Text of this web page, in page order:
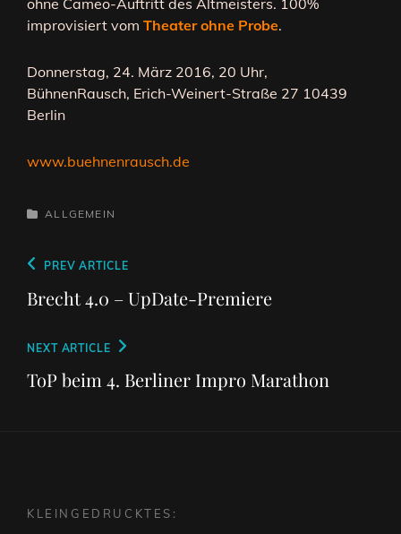
ohne Cameo-Auftritt des Altmeisters. 100%
improvisiert vom Theater ohne Probe.
Donnerstag, 24. März 2016, 20 Uhr,
BühnenRausch, Erich-Weinert-Straße 27 10439
Berlin
www.buehnenrausch.de
CATEGORIES
ALLGEMEIN
Beitragsnavigation
Previous
Post
PREV ARTICLE
Brecht 4.0 – UpDate-Premiere
Next
Post
NEXT ARTICLE
ToP beim 4. Berliner Impro Marathon
KLEINGEDRUCKTES: